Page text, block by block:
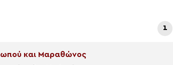
1
και Μαραθώνος